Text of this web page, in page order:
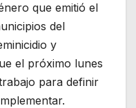
que emitió el
del
y
el próximo lunes
para definir